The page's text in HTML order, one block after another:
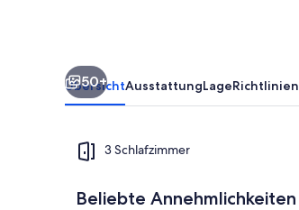
50+
ÜbersichtAusstattungLageRichtlinien
3 Schlafzimmer
Beliebte Annehmlichkeiten